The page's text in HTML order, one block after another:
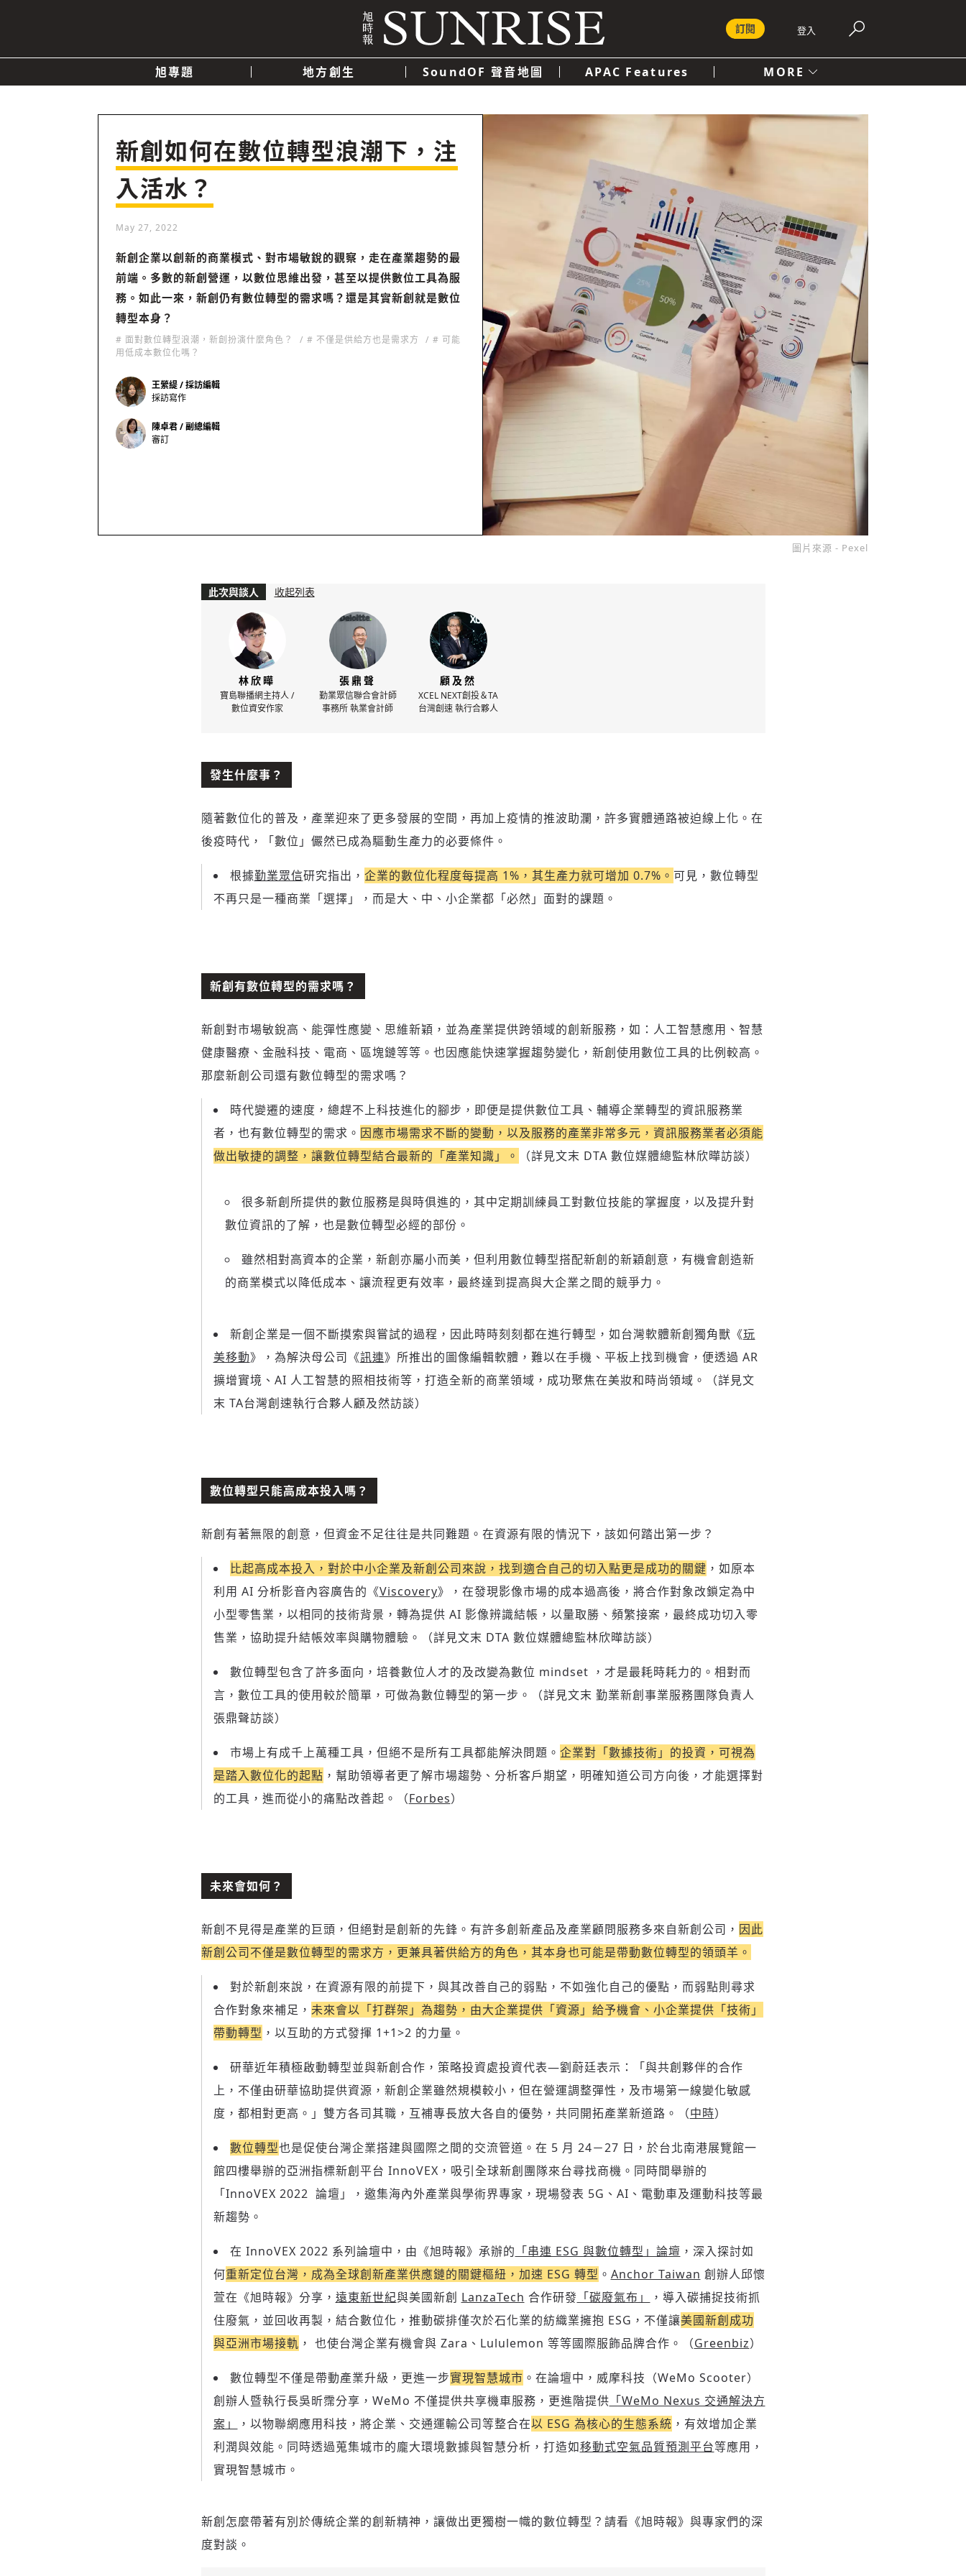
登入
訂閱
旭專題 地方創生 SoundOF 聲音地圖 APAC Features MORE
社會
歡迎您加入《旭時報》
掌握國際政經脈動
參與下一波全球科技革命
請輸入發送到的驗證碼
(十分鐘內有效)
驗證
新創如何在數位轉型浪潮下，注
入活水？
May 27, 2022
新創企業以創新的商業模式、對市場敏銳的觀察，走在產業趨勢的最
前端。多數的新創營運，以數位思維出發，甚至以提供數位工具為服
務。如此一來，新創仍有數位轉型的需求嗎？還是其實新創就是數位
轉型本身？
# 面對數位轉型浪潮，新創扮演什麼角色？ # 不僅是供給方也是需求方
# 可能
用低成本數位化嗎？
王縈緹 / 採訪編輯
採訪寫作
陳卓君 / 副總編輯
審訂
圖片來源 - Pexel
近期曾送禮給下列會員
發送禮物
您確定要花費 NT49 元
將此文章以禮物的形式送給朋友嗎
再想一下 確定購買
此次與談人 收起列表
林欣曄
寶島聯播網主持人 /
數位資安作家
張鼎聲
勤業眾信聯合會計師
事務所 執業會計師
顧及然
XCEL NEXT創投＆TA
台灣創速 執行合夥人
發生什麼事？
隨著數位化的普及，產業迎來了更多發展的空間，再加上疫情的推波助瀾，許多實體通路被迫線上化。在
後疫時代，「數位」儼然已成為驅動生產力的必要條件。
根據勤業眾信研究指出， 企業的數位化程度每提高 1%，其生產力就可增加 0.7%。 可見，數位轉型
不再只是一種商業「選擇」，而是大、中、小企業都「必然」面對的課題。
新創有數位轉型的需求嗎？
新創對市場敏銳高、能彈性應變、思維新穎，並為產業提供跨領域的創新服務，如：人工智慧應用、智慧
健康醫療、金融科技、電商、區塊鏈等等。也因應能快速掌握趨勢變化，新創使用數位工具的比例較高。
那麼新創公司還有數位轉型的需求嗎？
時代變遷的速度，總趕不上科技進化的腳步，即便是提供數位工具、輔導企業轉型的資訊服務業
者，也有數位轉型的需求。 因應市場需求不斷的變動，以及服務的產業非常多元，資訊服務業者必須能
做出敏捷的調整，讓數位轉型結合最新的「產業知識」。
（詳見文末 DTA 數位媒體總監林欣曄訪談）
很多新創所提供的數位服務是與時俱進的，其中定期訓練員工對數位技能的掌握度，以及提升對
數位資訊的了解，也是數位轉型必經的部份。
雖然相對高資本的企業，新創亦屬小而美，但利用數位轉型搭配新創的新穎創意，有機會創造新
的商業模式以降低成本、讓流程更有效率，最終達到提高與大企業之間的競爭力。
新創企業是一個不斷摸索與嘗試的過程，因此時時刻刻都在進行轉型，如台灣軟體新創獨角獸《玩
美移動》，為解決母公司《訊連》所推出的圖像編輯軟體，難以在手機、平板上找到機會，便透過 AR
擴增實境、AI 人工智慧的照相技術等，打造全新的商業領域，成功聚焦在美妝和時尚領域。（詳見文
末 TA台灣創速執行合夥人顧及然訪談）
數位轉型只能高成本投入嗎？
新創有著無限的創意，但資金不足往往是共同難題。在資源有限的情況下，該如何踏出第一步？
比起高成本投入，對於中小企業及新創公司來說，找到適合自己的切入點更是成功的關鍵 ，如原本
利用 AI 分析影音內容廣告的《Viscovery》，在發現影像市場的成本過高後，將合作對象改鎖定為中
小型零售業，以相同的技術背景，轉為提供 AI 影像辨識結帳，以量取勝、頻繁接案，最終成功切入零
售業，協助提升結帳效率與購物體驗。（詳見文末 DTA 數位媒體總監林欣曄訪談）
數位轉型包含了許多面向，培養數位人才的及改變為數位 mindset ，才是最耗時耗力的。相對而
言，數位工具的使用較於簡單，可做為數位轉型的第一步。（詳見文末 勤業新創事業服務團隊負責人
張鼎聲訪談）
市場上有成千上萬種工具，但絕不是所有工具都能解決問題。 企業對「數據技術」的投資，可視為
是踏入數位化的起點 ，幫助領導者更了解市場趨勢、分析客戶期望，明確知道公司方向後，才能選擇對
的工具，進而從小的痛點改善起。（Forbes）
未來會如何？
新創不見得是產業的巨頭，但絕對是創新的先鋒。有許多創新產品及產業顧問服務多來自新創公司， 因此
新創公司不僅是數位轉型的需求方，更兼具著供給方的角色，其本身也可能是帶動數位轉型的領頭羊。
對於新創來說，在資源有限的前提下，與其改善自己的弱點，不如強化自己的優點，而弱點則尋求
合作對象來補足， 未來會以「打群架」為趨勢，由大企業提供「資源」給予機會、小企業提供「技術」
帶動轉型 ，以互助的方式發揮 1+1>2 的力量。
研華近年積極啟動轉型並與新創合作，策略投資處投資代表—劉蔚廷表示：「與共創夥伴的合作
上，不僅由研華協助提供資源，新創企業雖然規模較小，但在營運調整彈性，及市場第一線變化敏感
度，都相對更高。」雙方各司其職，互補專長放大各自的優勢，共同開拓產業新道路。（中時）
數位轉型也是促使台灣企業搭建與國際之間的交流管道。在 5 月 24－27 日，於台北南港展覽館一
館四樓舉辦的亞洲指標新創平台 InnoVEX，吸引全球新創團隊來台尋找商機。同時間舉辦的
「InnoVEX 2022 論壇」，邀集海內外產業與學術界專家，現場發表 5G、AI、電動車及運動科技等最
新趨勢。
在 InnoVEX 2022 系列論壇中，由《旭時報》承辦的 「串連 ESG 與數位轉型」論壇 ，深入探討如
何重新定位台灣，成為全球創新產業供應鏈的關鍵樞紐，加速 ESG 轉型 。 Anchor Taiwan 創辦人邱懷
萱在《旭時報》分享， 遠東新世紀與美國新創 LanzaTech 合作研發 「碳廢氣布」
，導入碳捕捉技術抓
住廢氣，並回收再製，結合數位化，推動碳排僅次於石化業的紡織業擁抱 ESG，不僅讓美國新創成功
與亞洲市場接軌 ， 也使台灣企業有機會與 Zara、Lululemon 等等國際服飾品牌合作。（Greenbiz）
數位轉型不僅是帶動產業升級，更進一步實現智慧城市 。在論壇中，威摩科技（WeMo Scooter）
創辦人暨執行長吳昕霈分享，WeMo 不僅提供共享機車服務，更進階提供 「WeMo Nexus 交通解決方
案」
，以物聯網應用科技，將企業、交通運輸公司等整合在以 ESG 為核心的生態系統 ，有效增加企業
利潤與效能。同時透過蒐集城市的龐大環境數據與智慧分析，打造如移動式空氣品質預測平台等應用，
實現智慧城市。
新創怎麼帶著有別於傳統企業的創新精神，讓做出更獨樹一幟的數位轉型？請看《旭時報》與專家們的深
度對談。
分享
留言連結
新增回應
參與深度對談的交流原則：
禁止歧視性的言論：不對他人種族、宗教、性別等身份，發表歧視言
論
文字
選擇留言文字給平台的使用範疇（皆註記來源）：
留言文字開放授權 留言文字開放引用
陪你從「科技+人文」視角，深入國際政經脈動
成為付費會員，即可擁有：
✓ 全站深度分析報導文章
✓ 會員專屬 8 折活動報名優惠
已經是付費會員？登入繼續閱讀